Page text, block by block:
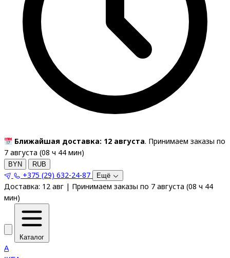
Ближайшая доставка: 12 августа. Принимаем заказы по
7 августа (08 ч 44 мин)
BYN RUB
+375 (29) 632-24-87 Ещё
Доставка: 12 авг | Принимаем заказы по 7 августа (08 ч 44
мин)
Каталог
A